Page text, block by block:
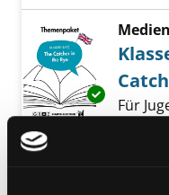
Exemplar-
Für